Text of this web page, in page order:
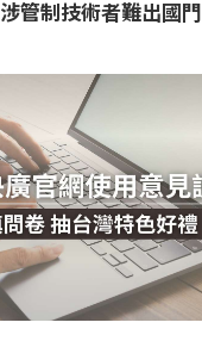
管制技術者難出國門